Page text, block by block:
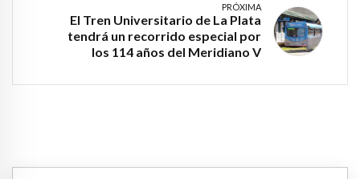
PRÓXIMA
El Tren Universitario de La Plata
tendrá un recorrido especial por
los 114 años del Meridiano V